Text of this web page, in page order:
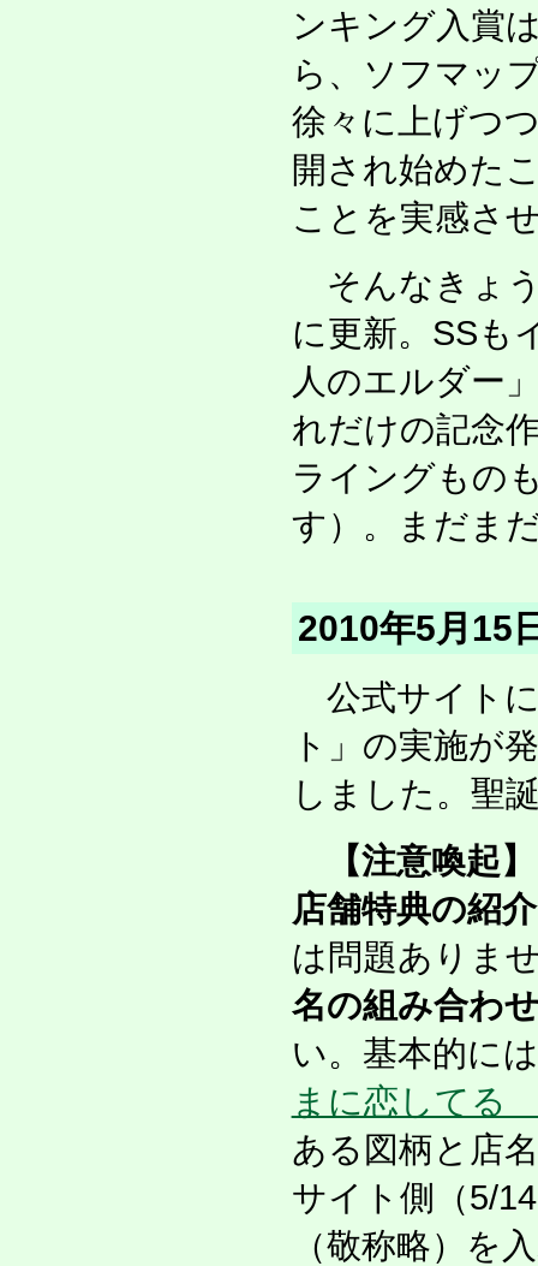
ンキング入賞
ら、ソフマッ
徐々に上げつ
開され始めた
ことを実感さ
そんなきょ
に更新。SSも
人のエルダー
れだけの記念
ライングもの
す）。まだま
2010年5月15
公式サイト
ト」の実施が
しました。聖
【注意喚起】
店舗特典の紹介
は問題ありま
名の組み合わ
い。基本的に
まに恋してる
ある図柄と店
サイト側（5/
（敬称略）